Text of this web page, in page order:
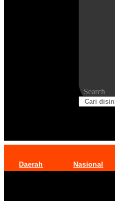
Search
Daerah Nasional